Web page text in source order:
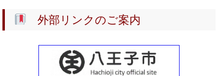
2023-05-19
2023-04-25
2023川の学習サポーター養成講座（第2期）
外部リンクのご案内